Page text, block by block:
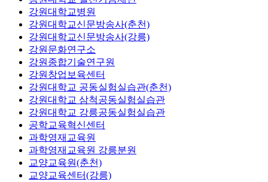
강원대학교병원
강원대학교신문방송사(춘천)
강원대학교신문방송사(강릉)
강원문화연구소
강원종합기술연구원
강원창업보육센터
강원대학교 공동실험실습관(춘천)
강원대학교 삼척공동실험실습관
강원대학교 강릉공동실험실습관
공학교육혁신센터
과학영재교육원
과학영재교육원 강릉분원
교양교육원(춘천)
교양교육센터(강릉)